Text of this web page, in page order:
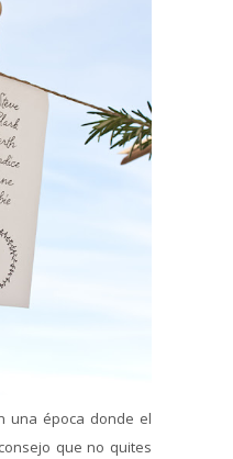
una época donde el
que no quites